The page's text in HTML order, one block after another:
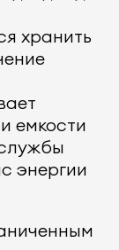
хранить
емкости
энергии